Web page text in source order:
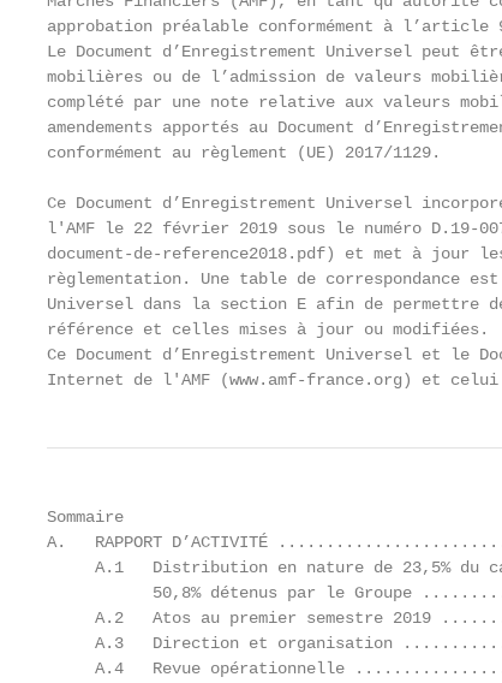
approbation préalable conformément à l’article
Le Document d’Enregistrement Universel
mobilières ou de l’admission de valeurs
complété par une note relative aux valeurs
amendements apportés au Document
conformément au règlement (UE) 2017/1129.
Ce Document d’Enregistrement Universel
l'AMF le 22 février 2019 sous le numéro D.19-
document-de-reference2018.pdf) et met à jour
règlementation. Une table de correspondance
Universel dans la section E afin de permettre
référence et celles mises à jour ou modifiées.
Ce Document d’Enregistrement Universel et le
Internet de l'AMF (www.amf-france.org) et
Sommaire
A.   RAPPORT D’ACTIVITÉ
A.1   Distribution en nature de 23,5% du
50,8% détenus par le Groupe
A.2   Atos au premier semestre 2019
A.3   Direction et organisation
A.4   Revue opérationnelle